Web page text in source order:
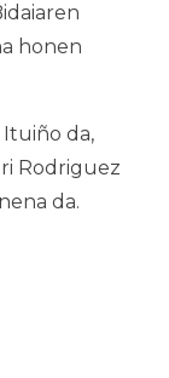
honen
da,
Rodriguez
da.